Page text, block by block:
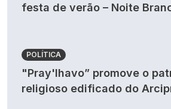
festa de verão – Noite
POLÍTICA
"Pray'lhavo” promove o
religioso edificado do